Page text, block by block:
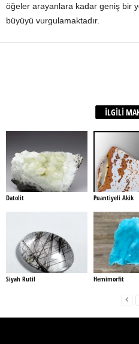
öğeler arayanlara kadar geniş bir
büyüyü vurgulamaktadır.
İLGİLİ
Datolit Puantiyeli Akik
Siyah Rutil Hemimorfit